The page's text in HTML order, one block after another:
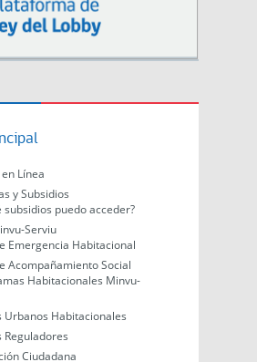
Línea
y Subsidios
subsidios puedo acceder?
Serviu
Emergencia Habitacional
Acompañamiento Social
Habitacionales Minvu-
Urbanos Habitacionales
Reguladores
Ciudadana